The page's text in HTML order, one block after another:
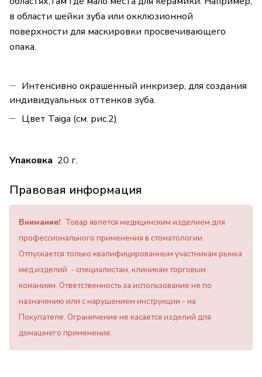
в области шейки зуба или окклюзионной
поверхности для маскировки просвечивающего
опака.
Интенсивно окрашенный инкризер, для создания
индивидуальных оттенков зуба.
Цвет Taiga (см. рис.2)
Упаковка 20 г.
Правовая информация
Внимание! Товар явлется медицинским изделием для
профессионального применения в стоматологии.
Отпускается только квалифицированным участникам рынка
мед.изделий - специалистам, клиникам торговым
команиям. Ответственность за использование не по
назначению или с нарушением инструкции - на
Покупателе. Ограничение не касается изделий для
домашнего применения.